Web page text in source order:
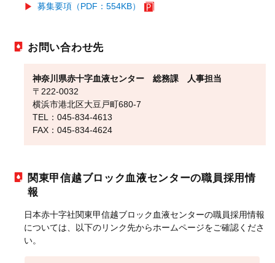
募集要項（PDF：554KB）
お問い合わせ先
神奈川県赤十字血液センター 総務課 人事担当
〒222-0032
横浜市港北区大豆戸町680-7
TEL：045-834-4613
FAX：045-834-4624
関東甲信越ブロック血液センターの職員採用情
報
日本赤十字社関東甲信越ブロック血液センターの職員採用情報
については、以下のリンク先からホームページをご確認くださ
い。